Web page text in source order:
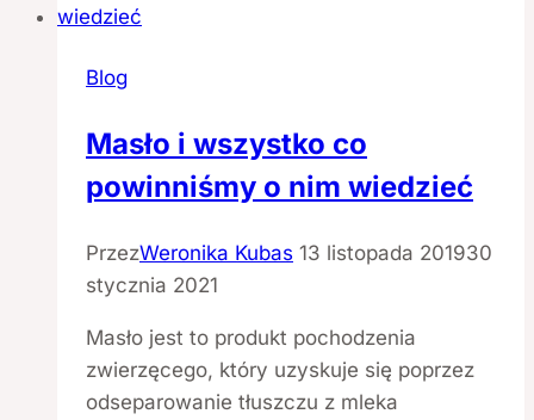
Blog
Masło i wszystko co
powinniśmy o nim wiedzieć
PrzezWeronika Kubas 13 listopada 201930
stycznia 2021
Masło jest to produkt pochodzenia
zwierzęcego, który uzyskuje się poprzez
odseparowanie tłuszczu z mleka